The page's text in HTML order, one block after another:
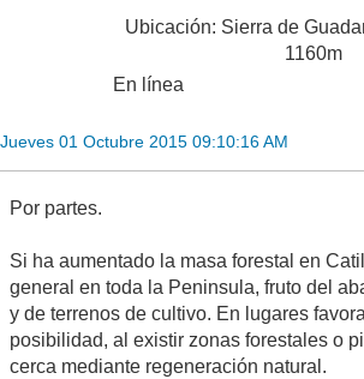
Ubicación: Sierra de
1160m
En línea
Jueves 01 Octubre 2015 09:10:16 AM
Por partes.
Si ha aumentado la masa forestal en
general en toda la Peninsula, fruto del
y de terrenos de cultivo. En lugares
posibilidad, al existir zonas forestales o
cerca mediante regeneración natural.